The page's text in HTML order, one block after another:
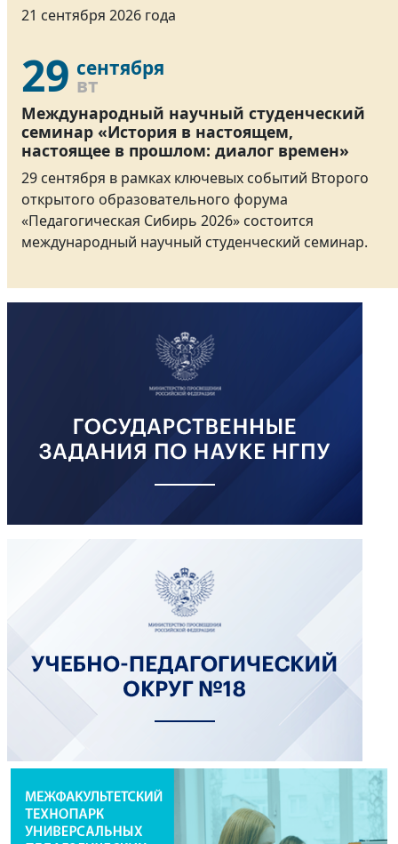
21 сентября 2026 года
29 сентября
вт
Международный научный студенческий
семинар «История в настоящем,
настоящее в прошлом: диалог времен»
29 сентября в рамках ключевых событий Второго
открытого образовательного форума
«Педагогическая Сибирь 2026» состоится
международный научный студенческий семинар.